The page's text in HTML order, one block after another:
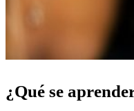
¿Qué se